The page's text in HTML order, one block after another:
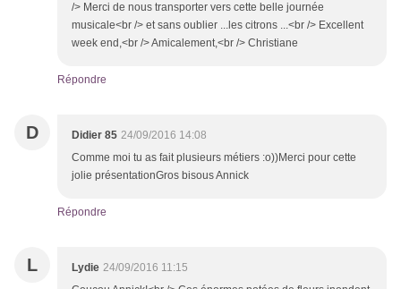
/> Merci de nous transporter vers cette belle journée
musicale<br /> et sans oublier ...les citrons ...<br /> Excellent
week end,<br /> Amicalement,<br /> Christiane
Répondre
D Didier 85 24/09/2016 14:08
Comme moi tu as fait plusieurs métiers :o))Merci pour cette
jolie présentationGros bisous Annick
Répondre
L Lydie 24/09/2016 11:15